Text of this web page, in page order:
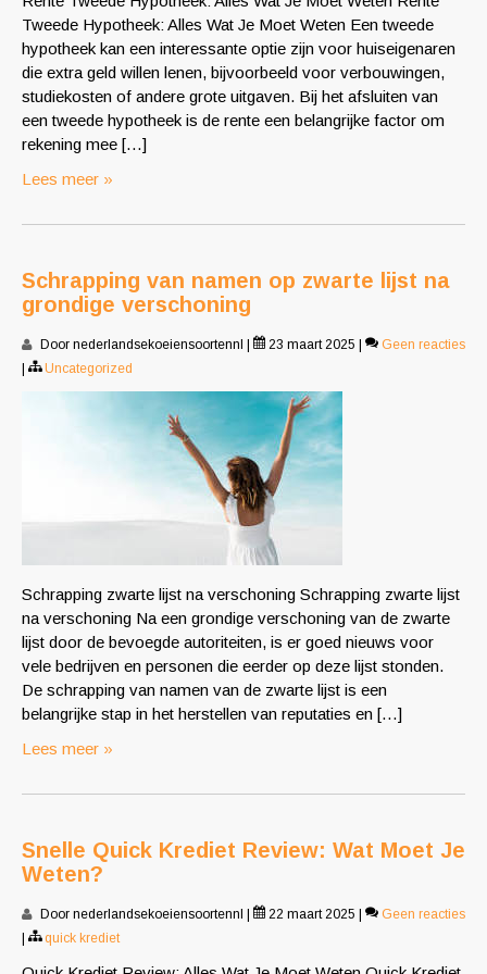
Tweede Hypotheek: Alles Wat Je Moet Weten Een tweede
hypotheek kan een interessante optie zijn voor huiseigenaren
die extra geld willen lenen, bijvoorbeeld voor verbouwingen,
studiekosten of andere grote uitgaven. Bij het afsluiten van
een tweede hypotheek is de rente een belangrijke factor om
rekening mee […]
Lees meer »
Schrapping van namen op zwarte lijst na
grondige verschoning
Door nederlandsekoeiensoortennl 23 maart 2025
Geen reacties
Uncategorized
Schrapping zwarte lijst na verschoning Schrapping zwarte lijst
na verschoning Na een grondige verschoning van de zwarte
lijst door de bevoegde autoriteiten, is er goed nieuws voor
vele bedrijven en personen die eerder op deze lijst stonden.
De schrapping van namen van de zwarte lijst is een
belangrijke stap in het herstellen van reputaties en […]
Lees meer »
Snelle Quick Krediet Review: Wat Moet Je
Weten?
Door nederlandsekoeiensoortennl 22 maart 2025
Geen reacties
quick krediet